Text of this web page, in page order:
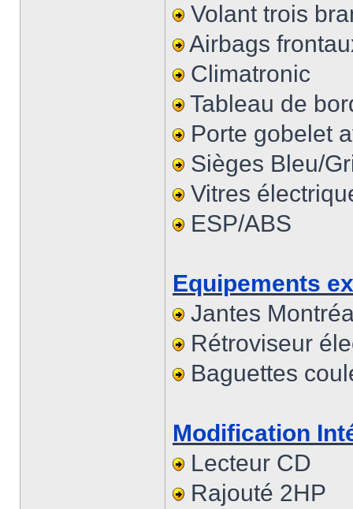
Volant trois
Airbags
Climatronic
Tableau de
Porte gobelet
Sièges Bleu/
Vitres
ESP/ABS
Equipements
Jantes
Rétroviseur
Baguettes
Modification
Lecteur CD
Rajouté 2HP